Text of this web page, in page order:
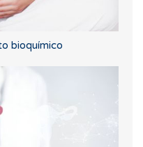
bioquímico